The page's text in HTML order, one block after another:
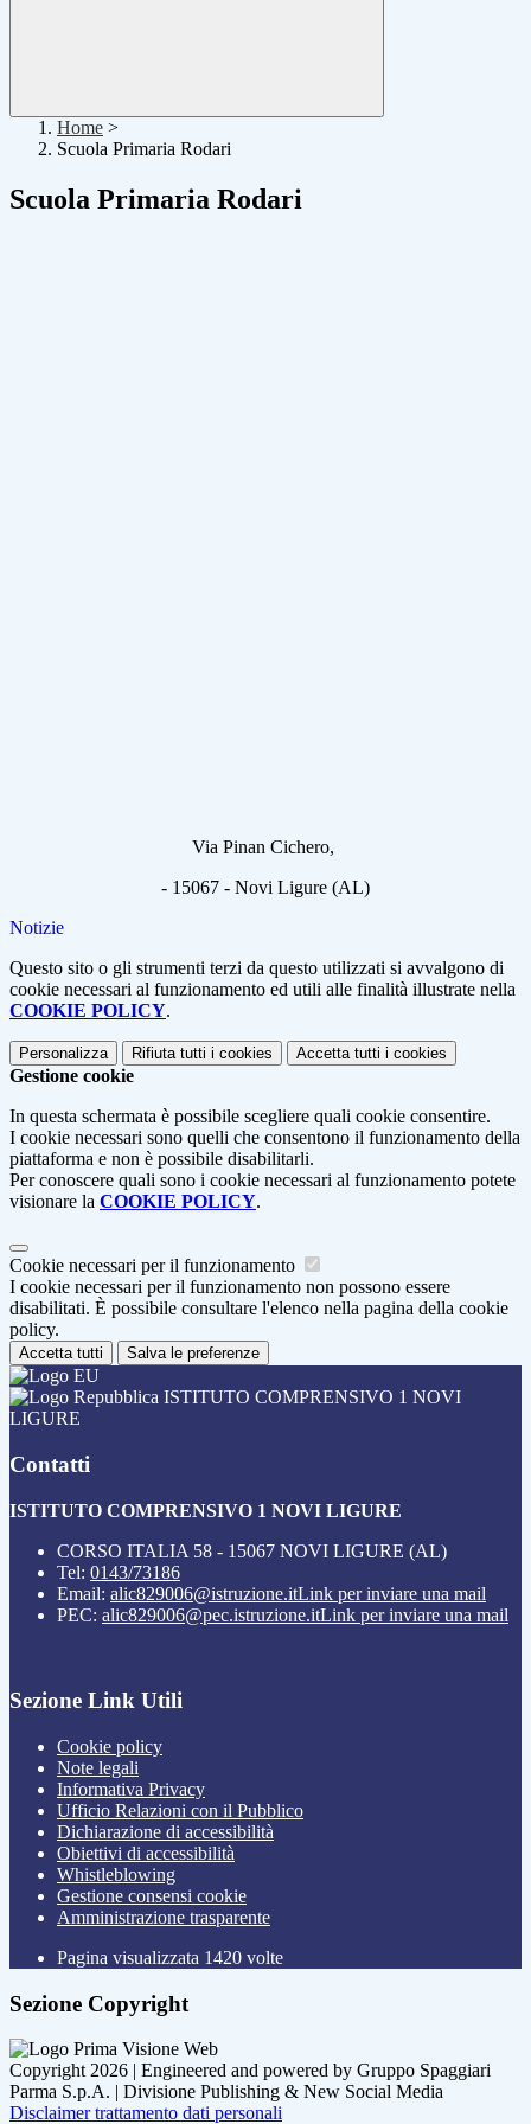
Home >
Scuola Primaria Rodari
Scuola Primaria Rodari
Via Pinan Cichero,
- 15067 - Novi Ligure (AL)
Notizie
Questo sito o gli strumenti terzi da questo utilizzati si avvalgono di
cookie necessari al funzionamento ed utili alle finalità illustrate nella
COOKIE POLICY.
Personalizza Rifiuta tutti i cookies Accetta tutti i cookies
Gestione cookie
In questa schermata è possibile scegliere quali cookie consentire.
I cookie necessari sono quelli che consentono il funzionamento della
piattaforma e non è possibile disabilitarli.
Per conoscere quali sono i cookie necessari al funzionamento potete
visionare la COOKIE POLICY.
Cookie necessari per il funzionamento
I cookie necessari per il funzionamento non possono essere
disabilitati. È possibile consultare l'elenco nella pagina della cookie
policy.
Accetta tutti Salva le preferenze
ISTITUTO COMPRENSIVO 1 NOVI
LIGURE
Contatti
ISTITUTO COMPRENSIVO 1 NOVI LIGURE
CORSO ITALIA 58 - 15067 NOVI LIGURE (AL)
Tel: 0143/73186
Email: alic829006@istruzione.itLink per inviare una mail
PEC: alic829006@pec.istruzione.itLink per inviare una mail
Sezione Link Utili
Cookie policy
Note legali
Informativa Privacy
Ufficio Relazioni con il Pubblico
Dichiarazione di accessibilità
Obiettivi di accessibilità
Whistleblowing
Gestione consensi cookie
Amministrazione trasparente
Pagina visualizzata 1420 volte
Sezione Copyright
Copyright 2026 | Engineered and powered by Gruppo Spaggiari
Parma S.p.A. | Divisione Publishing & New Social Media
Disclaimer trattamento dati personali